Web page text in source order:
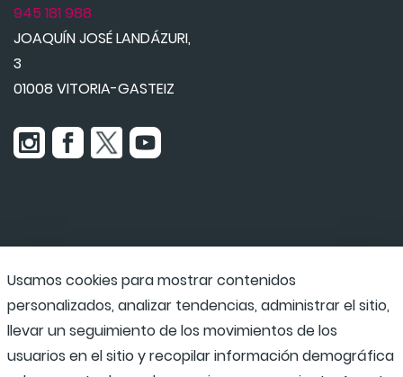
Udaraba
Programas escolares
945 181 988
JOAQUÍN JOSÉ LANDÁZURI,
3
01008 VITORIA-GASTEIZ
Usamos cookies para mostrar contenidos
personalizados, analizar tendencias, administrar el sitio,
llevar un seguimiento de los movimientos de los
usuarios en el sitio y recopilar información demográfica